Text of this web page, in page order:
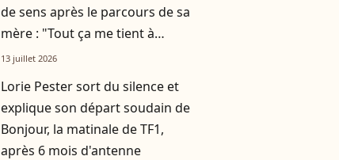
de sens après le parcours de sa
mère : "Tout ça me tient à
cœur"
13 juillet 2026
Lorie Pester sort du silence et
explique son départ soudain de
Bonjour, la matinale de TF1,
après 6 mois d'antenne